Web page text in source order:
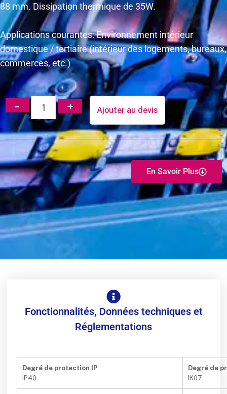
88 mm. Dissipation thermique de 35W.
Applications courantes: Environnement intérieur
domestique / tertiaire (intérieur des logements, bureaux,
commerces, etc.)
Ajouter au devis
En Savoir Plus
Fonctionnalités, Données techniques et
Réglementations
Degré de protection IP
IP40
Degré de
IK07